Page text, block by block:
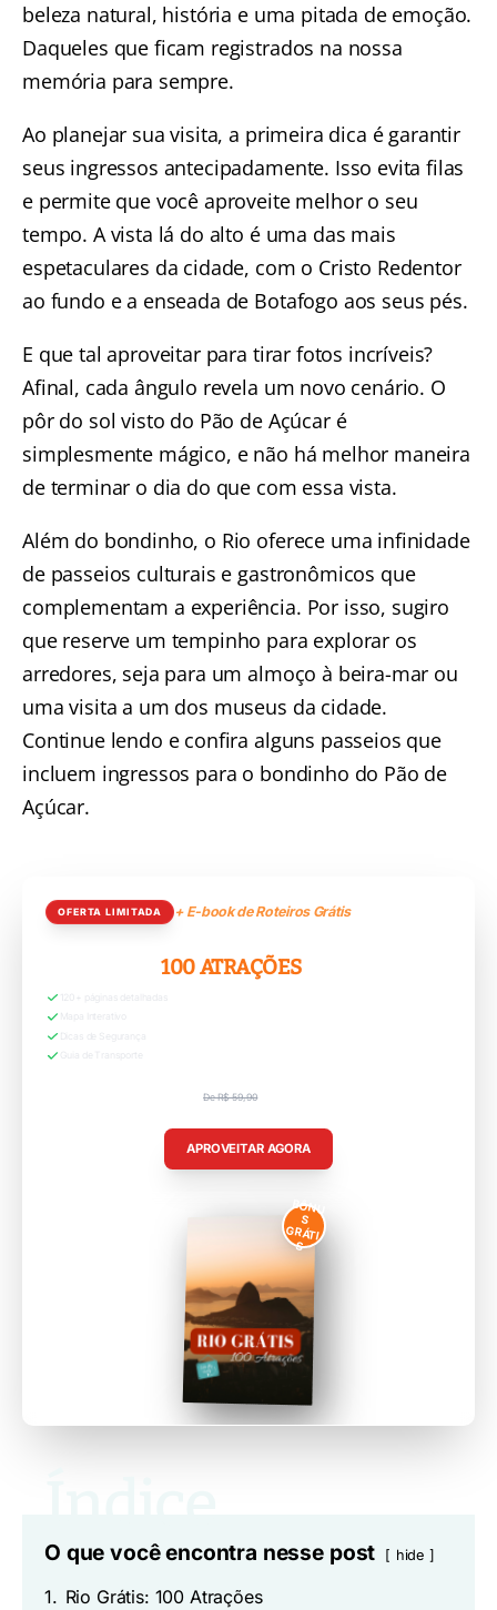
beleza natural, história e uma pitada de emoção.
Daqueles que ficam registrados na nossa
memória para sempre.
Ao planejar sua visita, a primeira dica é garantir
seus ingressos antecipadamente. Isso evita filas
e permite que você aproveite melhor o seu
tempo. A vista lá do alto é uma das mais
espetaculares da cidade, com o Cristo Redentor
ao fundo e a enseada de Botafogo aos seus pés.
E que tal aproveitar para tirar fotos incríveis?
Afinal, cada ângulo revela um novo cenário. O
pôr do sol visto do Pão de Açúcar é
simplesmente mágico, e não há melhor maneira
de terminar o dia do que com essa vista.
Além do bondinho, o Rio oferece uma infinidade
de passeios culturais e gastronômicos que
complementam a experiência. Por isso, sugiro
que reserve um tempinho para explorar os
arredores, seja para um almoço à beira-mar ou
uma visita a um dos museus da cidade.
Continue lendo e confira alguns passeios que
incluem ingressos para o bondinho do Pão de
Açúcar.
OFERTA LIMITADA + E-book de Roteiros Grátis
RIO GRÁTIS:100 ATRAÇÕES
120+ páginas detalhadas
Mapa Interativo
Dicas de Segurança
Guia de Transporte
De R$ 59,90
APROVEITAR AGORA
BÔNU
S
GRÁTI
S
O que você encontra nesse post hide
1. Rio Grátis: 100 Atrações